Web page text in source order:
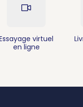
virtuel
en ligne